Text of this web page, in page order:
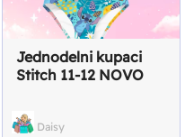
Jednodelni kupaci
Stitch 11-12 NOVO
Daisy